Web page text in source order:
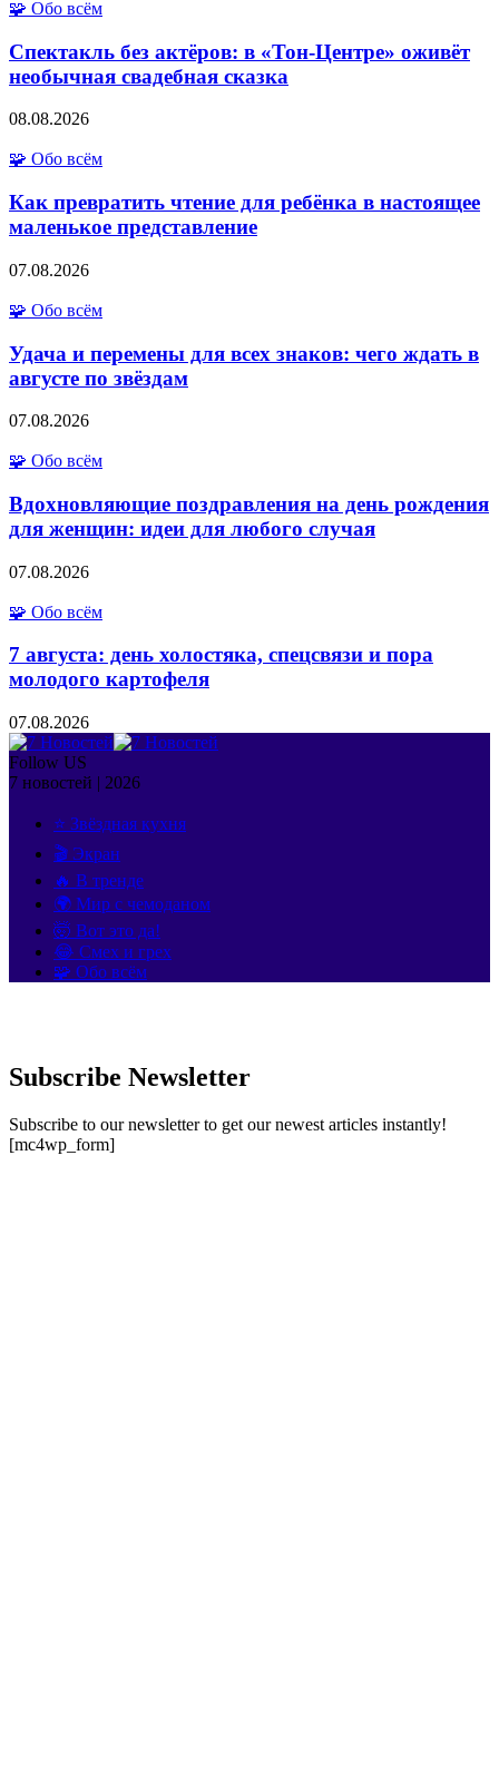
🧩 Обо всём
Спектакль без актёров: в «Тон-Центре» оживёт
необычная свадебная сказка
08.08.2026
🧩 Обо всём
Как превратить чтение для ребёнка в настоящее
маленькое представление
07.08.2026
🧩 Обо всём
Удача и перемены для всех знаков: чего ждать в
августе по звёздам
07.08.2026
🧩 Обо всём
Вдохновляющие поздравления на день рождения
для женщин: идеи для любого случая
07.08.2026
🧩 Обо всём
7 августа: день холостяка, спецсвязи и пора
молодого картофеля
07.08.2026
Follow US
7 новостей | 2026
⭐ Звёздная кухня
🎬 Экран
🔥 В тренде
🌍 Мир с чемоданом
🤯 Вот это да!
😂 Смех и грех
🧩 Обо всём
Subscribe Newsletter
Subscribe to our newsletter to get our newest articles instantly!
[mc4wp_form]